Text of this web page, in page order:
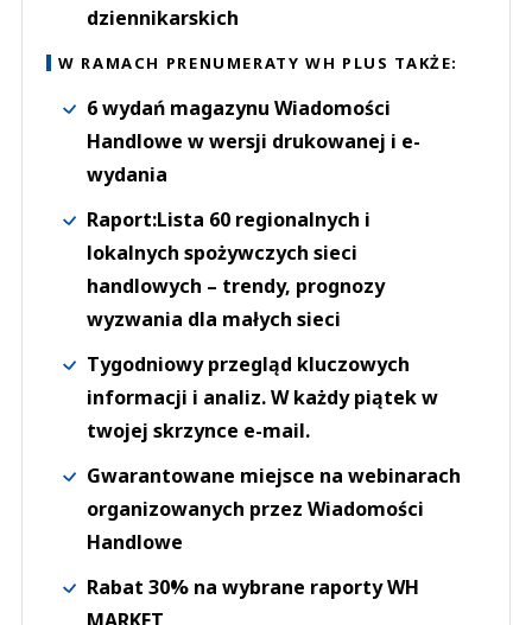
dziennikarskich
W RAMACH PRENUMERATY WH PLUS TAKŻE:
6 wydań magazynu Wiadomości
Handlowe w wersji drukowanej i e-
wydania
Raport:Lista 60 regionalnych i
lokalnych spożywczych sieci
handlowych – trendy, prognozy
wyzwania dla małych sieci
Tygodniowy przegląd kluczowych
informacji i analiz. W każdy piątek w
twojej skrzynce e-mail.
Gwarantowane miejsce na webinarach
organizowanych przez Wiadomości
Handlowe
Rabat 30% na wybrane raporty WH